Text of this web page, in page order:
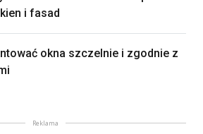
i fasad
okna szczelnie i zgodnie z
Reklama